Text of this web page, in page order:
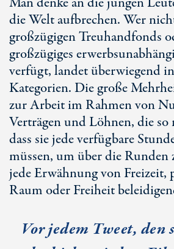
die Welt aufbrechen. Wer
großzügigen Treuhandfonds
großzügiges
verfügt, landet überwiegend
Kategorien. Die große
zur Arbeit im Rahmen von
Verträgen und Löhnen, die
dass sie jede verfügbare
müssen, um über die Runden
jede Erwähnung von Freizeit,
Raum oder Freiheit
Vor jedem Tweet, den